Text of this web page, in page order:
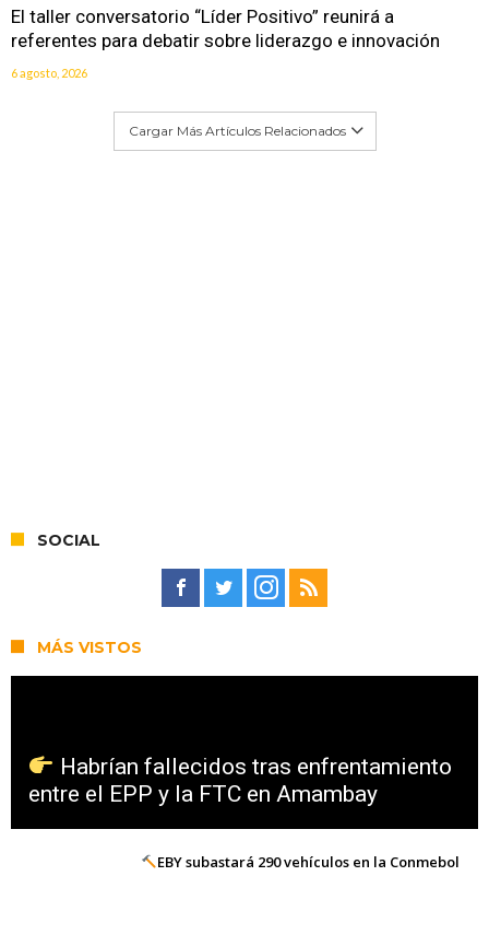
El taller conversatorio “Líder Positivo” reunirá a
referentes para debatir sobre liderazgo e innovación
6 agosto, 2026
Cargar Más Artículos Relacionados
SOCIAL
MÁS VISTOS
Habrían fallecidos tras enfrentamiento
entre el EPP y la FTC en Amambay
EBY subastará 290 vehículos en la Conmebol